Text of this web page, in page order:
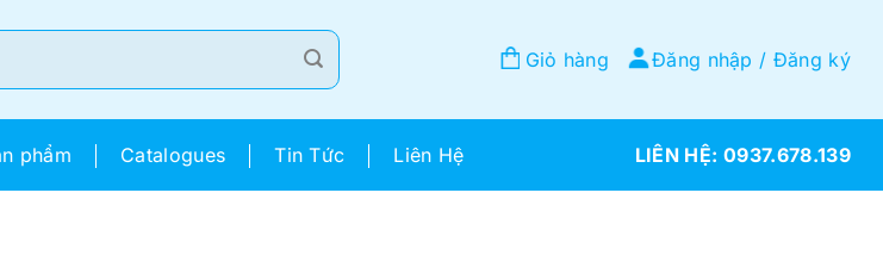
Giỏ hàng Đăng nhập / Đăng ký
phẩm Catalogues Tin Tức Liên Hệ 0937.678.139